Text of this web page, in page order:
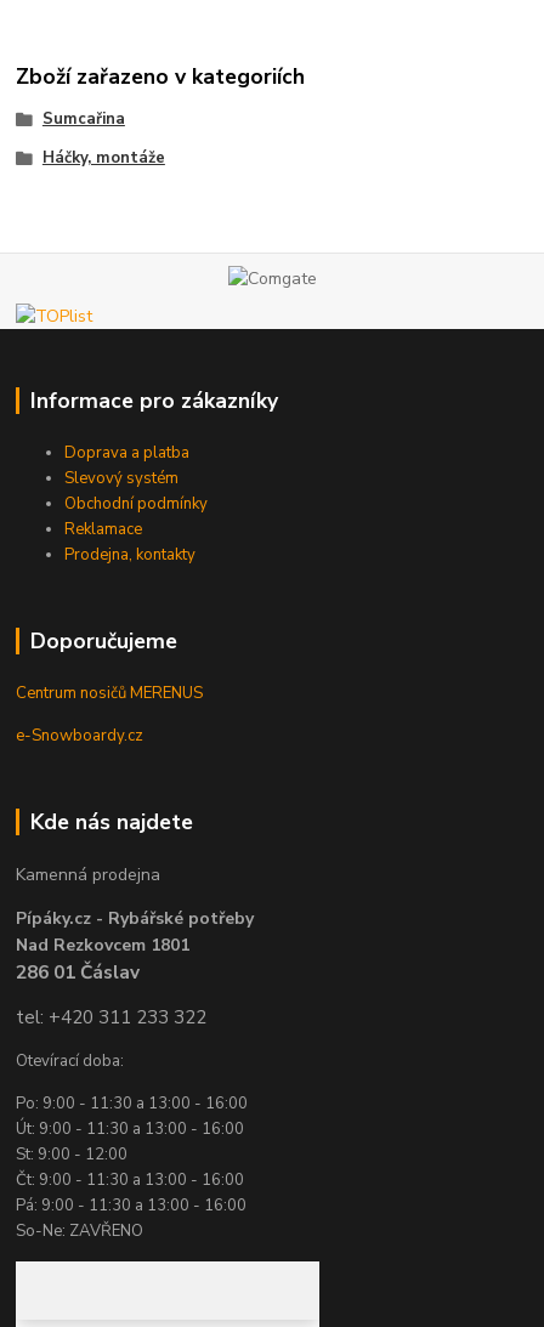
Zboží zařazeno v kategoriích
Sumcařina
Háčky, montáže
Informace pro zákazníky
Doprava a platba
Slevový systém
Obchodní podmínky
Reklamace
Prodejna, kontakty
Doporučujeme
Centrum nosičů MERENUS
e-Snowboardy.cz
Kde nás najdete
Kamenná prodejna
Pípáky.cz - Rybářské potřeby
Nad Rezkovcem 1801
286 01 Čáslav
tel: +420 311 233 322
Otevírací doba:
Po: 9:00 - 11:30 a 13:00 - 16:00
Út: 9:00 - 11:30 a 13:00 - 16:00
St: 9:00 - 12:00
Čt: 9:00 - 11:30 a 13:00 - 16:00
Pá: 9:00 - 11:30 a 13:00 - 16:00
So-Ne: ZAVŘENO